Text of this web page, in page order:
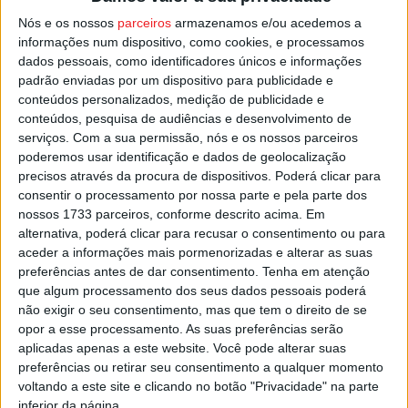
Nós e os nossos parceiros armazenamos e/ou acedemos a
informações num dispositivo, como cookies, e processamos
dados pessoais, como identificadores únicos e informações
padrão enviadas por um dispositivo para publicidade e
conteúdos personalizados, medição de publicidade e
conteúdos, pesquisa de audiências e desenvolvimento de
serviços. Com a sua permissão, nós e os nossos parceiros
poderemos usar identificação e dados de geolocalização
precisos através da procura de dispositivos. Poderá clicar para
consentir o processamento por nossa parte e pela parte dos
nossos 1733 parceiros, conforme descrito acima. Em
alternativa, poderá clicar para recusar o consentimento ou para
aceder a informações mais pormenorizadas e alterar as suas
preferências antes de dar consentimento. Tenha em atenção
que algum processamento dos seus dados pessoais poderá
não exigir o seu consentimento, mas que tem o direito de se
opor a esse processamento. As suas preferências serão
aplicadas apenas a este website. Você pode alterar suas
preferências ou retirar seu consentimento a qualquer momento
voltando a este site e clicando no botão "Privacidade" na parte
de quase três décadas de interregno, alcançando este
ano o objetivo de inscrever a prova no Campeonato de
Portugal de Perícias.
Esta e outras notícias para ouvir na Estação Diária – 96.8
FM ou emwww.968.fm.
Pub
TAGS Campo Besteiros Caramulo Racing Team
Perícia